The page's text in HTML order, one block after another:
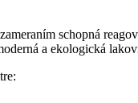
schopná
a ekologická